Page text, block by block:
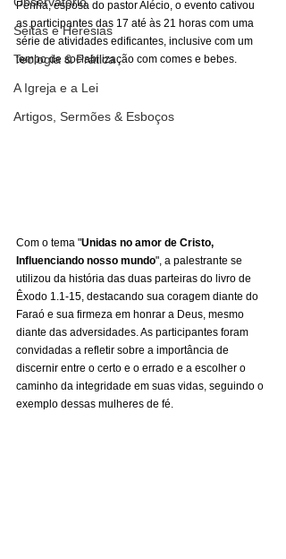
Seitas e Heresias
Teologia & Prática
A Igreja e a Lei
Artigos, Sermões & Esboços
Penha, esposa do pastor Alécio, o evento cativou
as participantes das 17 até às 21 horas com uma
série de atividades edificantes, inclusive com um
tempo de sociabilização com comes e bebes.
Com o tema "Unidas no amor de Cristo,
Influenciando nosso mundo", a palestrante se
utilizou da história das duas parteiras do livro de
Êxodo 1.1-15, destacando sua coragem diante do
Faraó e sua firmeza em honrar a Deus, mesmo
diante das adversidades. As participantes foram
convidadas a refletir sobre a importância de
discernir entre o certo e o errado e a escolher o
caminho da integridade em suas vidas, seguindo o
exemplo dessas mulheres de fé.